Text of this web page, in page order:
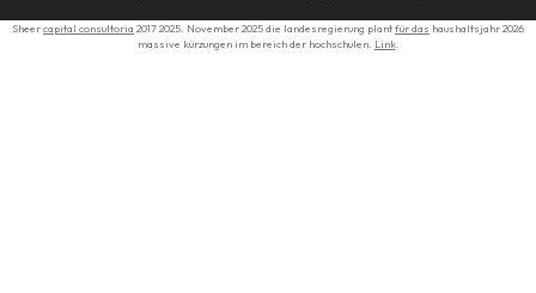
Sheercapital consultoria 2017 2025. November 2025 die landesregierung plantfür das haushaltsjahr 2026
massive kürzungen im bereich der hochschulen. Link.